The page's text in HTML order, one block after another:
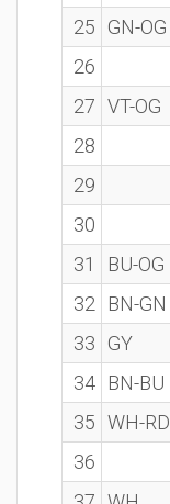
25
GN-OG
26
27 VT-OG
28
29
30
31
BU-OG
32
BN-GN
33
GY
34
BN-BU
35 WH-RD
36